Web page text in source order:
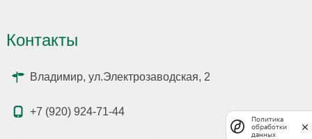
Контакты
Владимир, ул.Электрозаводская, 2
+7 (920) 924-71-44
Политика
обработки
данных